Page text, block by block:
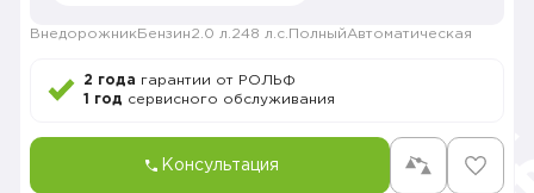
Внедорожник Бензин2.0 л. 248 л.с. ПолныйАвтоматическая
2 года гарантии от РОЛЬФ
1 год сервисного обслуживания
Консультация